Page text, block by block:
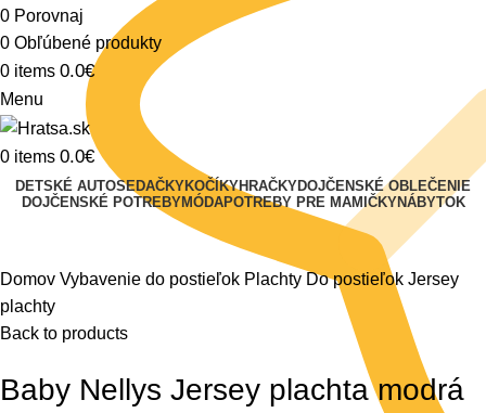
0 Porovnaj
0 Obľúbené produkty
0 items 0.0€
Menu
0 items 0.0€
DETSKÉ AUTOSEDAČKYKOČÍKYHRAČKYDOJČENSKÉ OBLEČENIE
DOJČENSKÉ POTREBYMÓDAPOTREBY PRE MAMIČKYNÁBYTOK
Domov Vybavenie do postieľok Plachty Do postieľok Jersey
plachty
Back to products
Baby Nellys Jersey plachta modrá